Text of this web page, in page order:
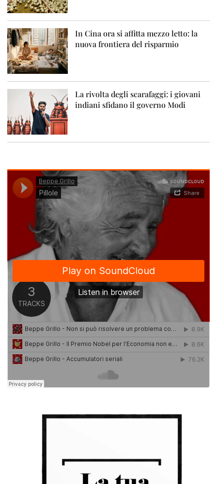
In Cina ora si affitta mezzo letto: la
nuova frontiera del risparmio
La rivolta degli scarafaggi: i giovani
indiani sfidano il governo Modi